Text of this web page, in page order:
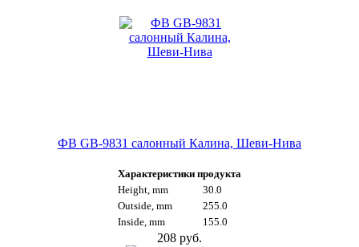
ФВ GB-9831 салонный Калина, Шеви-Нива
Характеристики продукта
Height, mm
30.0
Outside, mm
255.0
Inside, mm
155.0
208 руб.